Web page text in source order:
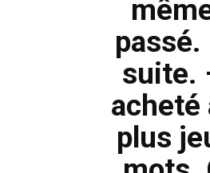
suite.
acheté
plus